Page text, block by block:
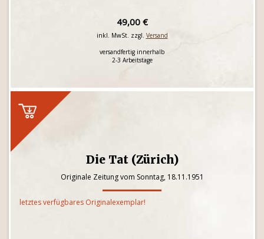
49,00 €
inkl. MwSt. zzgl. Versand
versandfertig innerhalb
2-3 Arbeitstage
Die Tat (Zürich)
Originale Zeitung vom Sonntag, 18.11.1951
letztes verfügbares Originalexemplar!